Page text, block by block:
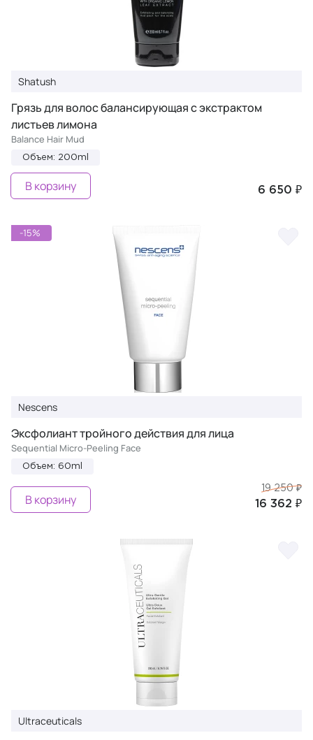
Shatush
Грязь для волос балансирующая c экстрактом
листьев лимона
Balance Hair Mud
Объем: 200ml
6 650 ₽
В корзину
-15%
Nescens
Эксфолиант тройного действия для лица
Sequential Micro-Peeling Face
Объем: 60ml
19 250 ₽
16 362 ₽
В корзину
Ultraceuticals